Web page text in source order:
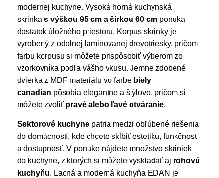
modernej kuchyne. Vysoká horná kuchynská
skrinka s výškou 95 cm a šírkou 60 cm ponúka
dostatok úložného priestoru. Korpus skrinky je
vyrobený z odolnej laminovanej drevotriesky, pričom
farbu korpusu si môžete prispôsobiť výberom zo
vzorkovníka podľa vášho vkusu. Jemne zdobené
dvierka z MDF materiálu vo farbe biely
canadian pôsobia elegantne a štýlovo, pričom si
môžete zvoliť pravé alebo ľavé otváranie.
Sektorové kuchyne patria medzi obľúbené riešenia
do domácností, kde chcete skĺbiť estetiku, funkčnosť
a dostupnosť. V ponuke nájdete množstvo skriniek
do kuchyne, z ktorých si môžete vyskladať aj rohovú
kuchyňu. Lacná a moderná kuchyňa EDAN je